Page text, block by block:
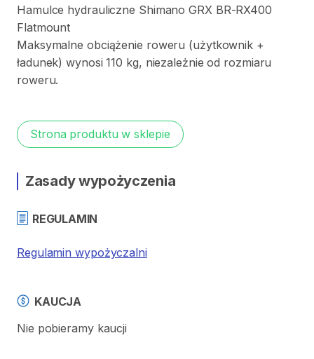
Hamulce hydrauliczne Shimano GRX BR-RX400
Flatmount
Maksymalne obciążenie roweru (użytkownik +
ładunek) wynosi 110 kg​,​ niezależnie od rozmiaru
roweru.
Strona produktu w sklepie
Zasady wypożyczenia
REGULAMIN
Regulamin wypożyczalni
KAUCJA
Nie pobieramy kaucji